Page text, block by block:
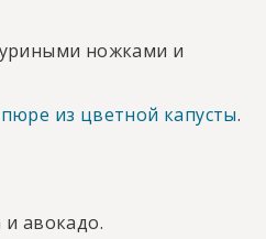
ножками и
пюре из цветной капусты.
авокадо.